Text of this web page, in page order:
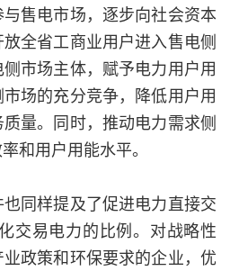
售电市场，逐步向社会资本
全省工商业用户进入售电侧
市场主体，赋予电力用户用
场的充分竞争，降低用户用
量。同时，推动电力需求侧
和用户用能水平。
同样提及了促进电力直接交
交易电力的比例。对战略性
政策和环保要求的企业，优